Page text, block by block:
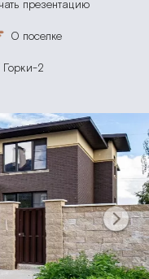
презентацию
О поселке
2